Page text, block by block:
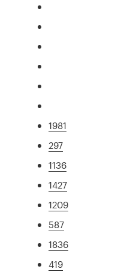
1981
297
1136
1427
1209
587
1836
419